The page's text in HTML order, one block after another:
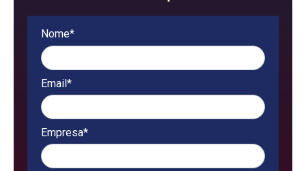
Nome*
Email*
Empresa*